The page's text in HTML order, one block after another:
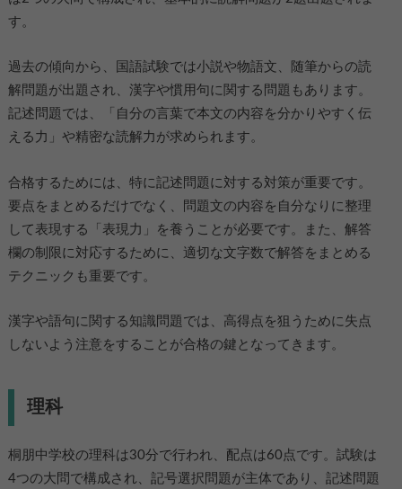
す。
過去の傾向から、国語試験では小説や物語文、随筆からの読
解問題が出題され、漢字や慣用句に関する問題もあります。
記述問題では、「自分の言葉で本文の内容を分かりやすく伝
える力」や精密な読解力が求められます。
合格するためには、特に記述問題に対する対策が重要です。
要点をまとめるだけでなく、問題文の内容を自分なりに整理
して表現する「表現力」を養うことが必要です。また、解答
欄の制限に対応するために、適切な文字数で解答をまとめる
テクニックも重要です。
漢字や語句に関する知識問題では、高得点を狙うために失点
しないよう注意をすることが合格の鍵となってきます。
理科
桐朋中学校の理科は30分で行われ、配点は60点です。試験は
4つの大問で構成され、記号選択問題が主体であり、記述問題